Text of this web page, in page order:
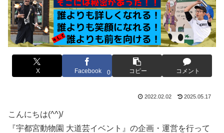
X Facebook 0 コピー コメント
2022.02.02 2025.05.17
こんにちは(^^)/
『宇都宮動物園 大道芸イベント』の企画・運営を行って